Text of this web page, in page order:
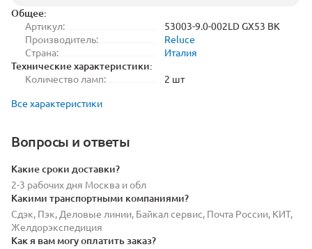
Общее:
Артикул:
53003-9.0-002LD GX53 BK
Производитель:
Reluce
Страна:
Италия
Технические характеристики:
Количество ламп:
2 шт
Все характеристики
Вопросы и ответы
Какие сроки доставки?
2-3 рабочих дня Москва и обл
Какими транспортными компаниями?
Сдэк, Пэк, Деловые линии, Байкал сервис, Почта России, КИТ,
Желдорэкспедиция
Как я вам могу оплатить заказ?